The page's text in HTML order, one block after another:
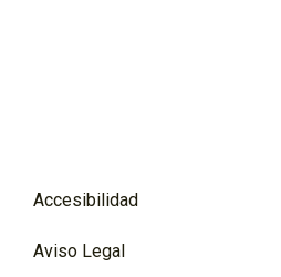
Accesibilidad
Aviso Legal